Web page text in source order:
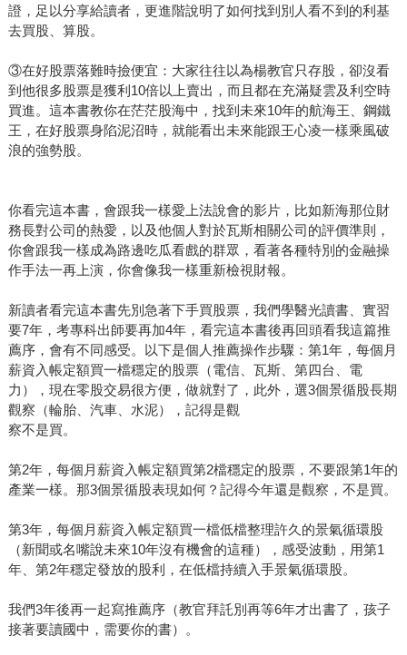
證，足以分享給讀者，更進階說明了如何找到別人看不到的利基
去買股、算股。
③在好股票落難時撿便宜：大家往往以為楊教官只存股，卻沒看
到他很多股票是獲利10倍以上賣出，而且都在充滿疑雲及利空時
買進。這本書教你在茫茫股海中，找到未來10年的航海王、鋼鐵
王，在好股票身陷泥沼時，就能看出未來能跟王心凌一樣乘風破
浪的強勢股。
你看完這本書，會跟我一樣愛上法說會的影片，比如新海那位財
務長對公司的熱愛，以及他個人對於瓦斯相關公司的評價準則，
你會跟我一樣成為路邊吃瓜看戲的群眾，看著各種特別的金融操
作手法一再上演，你會像我一樣重新檢視財報。
新讀者看完這本書先別急著下手買股票，我們學醫光讀書、實習
要7年，考專科出師要再加4年，看完這本書後再回頭看我這篇推
薦序，會有不同感受。以下是個人推薦操作步驟：第1年，每個月
薪資入帳定額買一檔穩定的股票（電信、瓦斯、第四台、電
力），現在零股交易很方便，做就對了，此外，選3個景循股長期
觀察（輪胎、汽車、水泥），記得是觀
察不是買。
第2年，每個月薪資入帳定額買第2檔穩定的股票，不要跟第1年的
產業一樣。那3個景循股表現如何？記得今年還是觀察，不是買。
第3年，每個月薪資入帳定額買一檔低檔整理許久的景氣循環股
（新聞或名嘴說未來10年沒有機會的這種），感受波動，用第1
年、第2年穩定發放的股利，在低檔持續入手景氣循環股。
我們3年後再一起寫推薦序（教官拜託別再等6年才出書了，孩子
接著要讀國中，需要你的書）。